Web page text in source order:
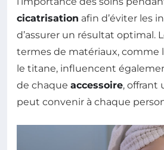
cicatrisation afin d’éviter les
d’assurer un résultat optimal.
termes de matériaux, comme
le titane, influencent
de chaque accessoire, offrant
peut convenir à chaque